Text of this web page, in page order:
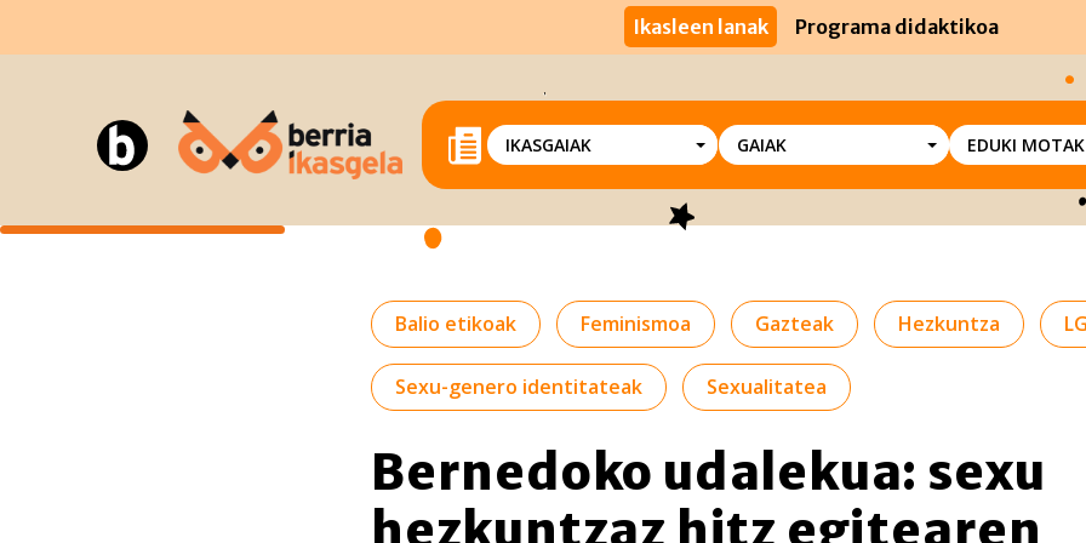
Ikasleen lanak Programa didaktikoa
IKASGAIAK GAIAK EDUKI MOTAK
Balio etikoak Feminismoa Gazteak Hezkuntza
Sexu-genero identitateak Sexualitatea
Bernedoko udalekua: sexu
hezkuntzaz hitz egitearen